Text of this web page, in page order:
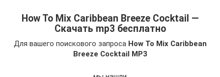
How To Mix Caribbean Breeze Cocktail —
Скачать mp3 бесплатно
Для вашего поискового запроса How To Mix Caribbean
Breeze Cocktail MP3